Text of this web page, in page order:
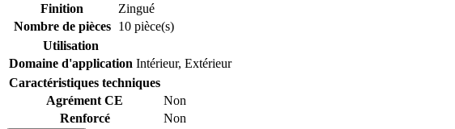
Finition
Zingué
Nombre de pièces
10 pièce(s)
Utilisation
Domaine d'application Intérieur, Extérieur
Caractéristiques techniques
Agrément CE
Non
Renforcé
Non